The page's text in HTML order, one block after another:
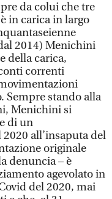
da colui che tre
in carica in largo
2014) Menichini
della carica,
correnti
Sempre stando alla
Menichini si
di un
all’insaputa del
originale
denuncia – è
agevolato in
del 2020, mai